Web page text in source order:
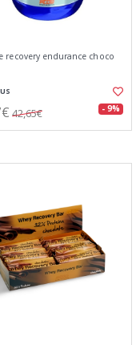
recovery endurance choco
42,65€ - 9%